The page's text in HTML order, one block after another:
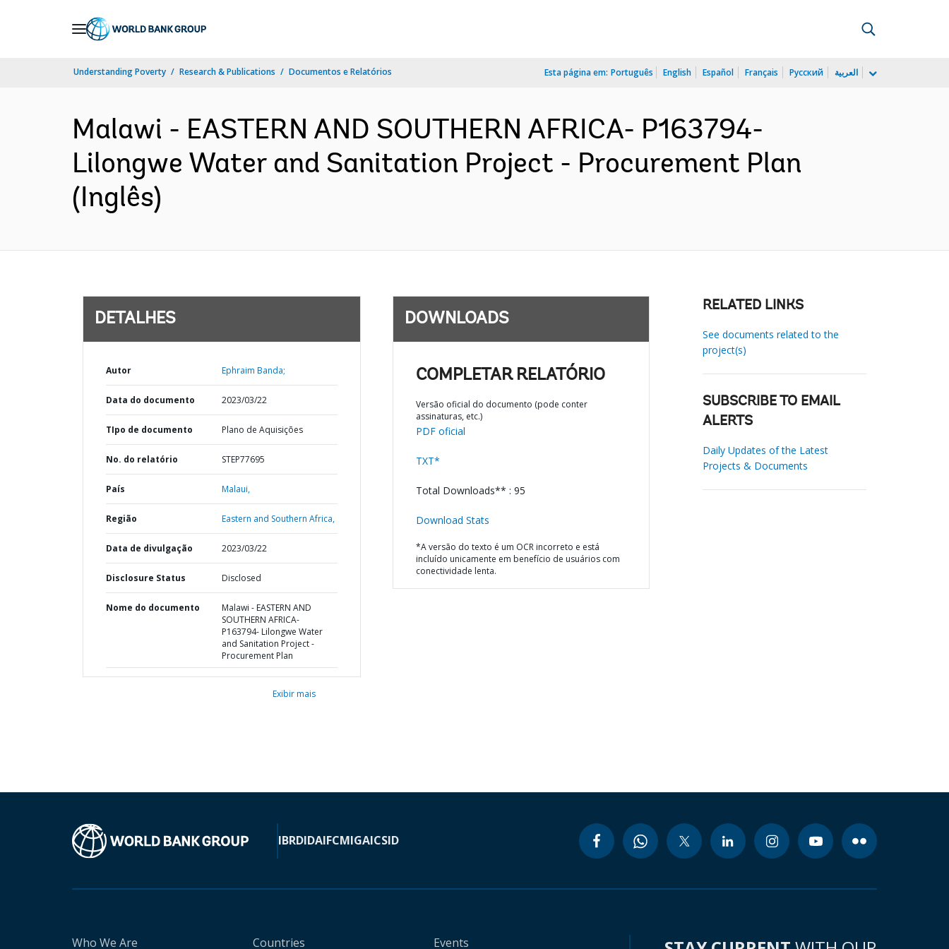
Understanding Poverty Research & Publications Documentos e Relatórios Esta página em: Português English Español Français Русский العربية
Malawi - EASTERN AND SOUTHERN AFRICA- P163794-
Lilongwe Water and Sanitation Project - Procurement Plan
(Inglês)
DETALHES
Autor Ephraim Banda;
Data do documento 2023/03/22
TIpo de documento Plano de Aquisições
No. do relatório STEP77695
País Malaui,
Região Eastern and Southern Africa,
Data de divulgação 2023/03/22
Disclosure Status Disclosed
Nome do documento
Malawi - EASTERN AND
SOUTHERN AFRICA-
P163794- Lilongwe Water
and Sanitation Project -
Procurement Plan
Exibir mais
DOWNLOADS
COMPLETAR RELATÓRIO
Versão oficial do documento (pode conter
assinaturas, etc.)
PDF oficial
TXT*
Total Downloads** : 95
Download Stats
*A versão do texto é um OCR incorreto e está
incluído unicamente em benefício de usuários com
conectividade lenta.
RELATED LINKS
See documents related to the
project(s)
SUBSCRIBE TO EMAIL
ALERTS
Daily Updates of the Latest
Projects & Documents
IBRDIDAIFCMIGAICSID
Who We Are Countries Events